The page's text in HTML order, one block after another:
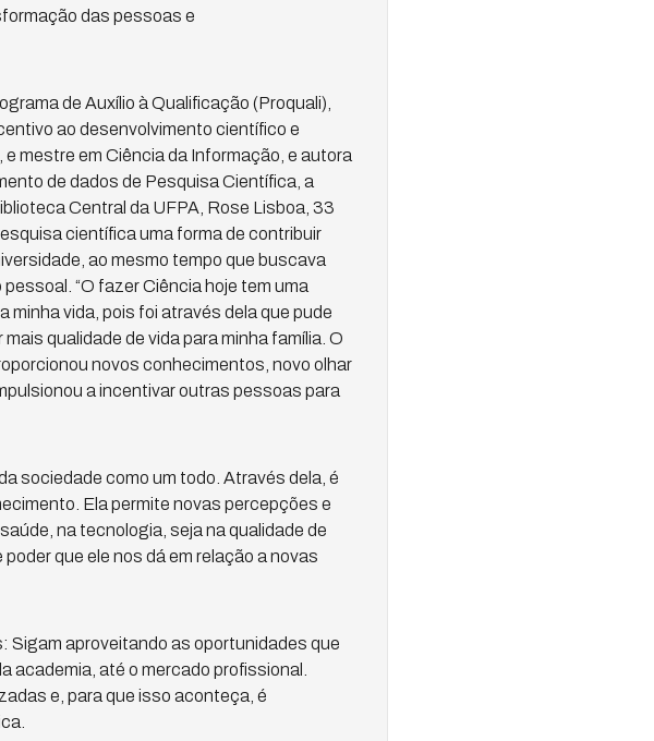
das pessoas e
de Auxílio à Qualificação (Proquali),
ao desenvolvimento científico e
e mestre em Ciência da Informação, e autora
de dados de Pesquisa Científica, a
Central da UFPA, Rose Lisboa, 33
científica uma forma de contribuir
ao mesmo tempo que buscava
“O fazer Ciência hoje tem uma
minha vida, pois foi através dela que pude
mais qualidade de vida para minha família. O
novos conhecimentos, novo olhar
a incentivar outras pessoas para
sociedade como um todo. Através dela, é
Ela permite novas percepções e
na tecnologia, seja na qualidade de
que ele nos dá em relação a novas
Sigam aproveitando as oportunidades que
até o mercado profissional.
e, para que isso aconteça, é